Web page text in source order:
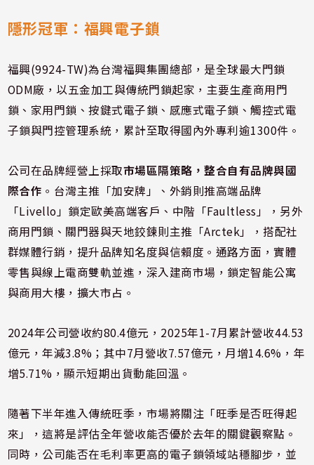
隱形冠軍： 福興電子鎖
福興(9924-TW)為台灣福興集團總部，是全球最大門鎖
ODM廠，以五金加工與傳統門鎖起家，主要生產商用門
鎖、家用門鎖、按鍵式電子鎖、感應式電子鎖、觸控式電
子鎖與門控管理系統，累計至取得國內外專利逾1300件。
公司在品牌經營上採取市場區隔策略，整合自有品牌與國
際合作 。台灣主推「加安牌」、外銷則推高端品牌
「Livello」鎖定歐美高端客戶、中階「Faultless」，另外
商用門鎖、關門器與天地鉸鍊則主推「Arctek」，搭配社
群媒體行銷，提升品牌知名度與信賴度。通路方面，實體
零售與線上電商雙軌並進，深入建商市場，鎖定智能公寓
與商用大樓，擴大市占。
2024年公司營收約80.4億元，2025年1-7月累計營收44.53
億元，年減3.8%；其中7月營收7.57億元，月增14.6%，年
增5.71%，顯示短期出貨動能回溫。
隨著下半年進入傳統旺季，市場將關注「旺季是否旺得起
來」，這將是評估全年營收能否優於去年的關鍵觀察點。
同時，公司能否在毛利率更高的電子鎖領域站穩腳步，並